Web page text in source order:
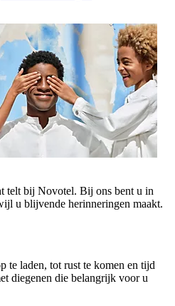
telt bij Novotel. Bij ons bent u in
u blijvende herinneringen maakt.
te laden, tot rust te komen en tijd
diegenen die belangrijk voor u